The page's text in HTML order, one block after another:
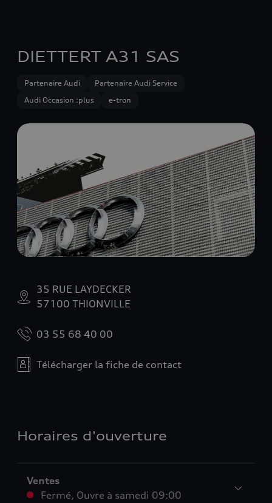
DIETTERT A31 SAS
Partenaire Audi
Partenaire Audi Service
Audi Occasion :plus
e-tron
35 RUE LAYDECKER
57100 THIONVILLE
03 55 68 40 00
Télécharger la fiche de contact
Horaires d'ouverture
Ventes
Fermé, Ouvre à samedi 09:00